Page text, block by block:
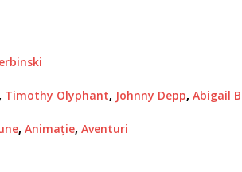
Timothy Olyphant, Johnny Depp, Abigail
, Animaţie, Aventuri